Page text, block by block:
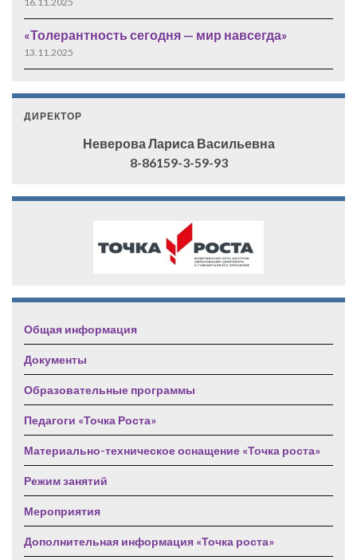
«Толерантность сегодня — мир навсегда»
13.11.2025
ДИРЕКТОР
Неверова Лариса Васильевна
8-86159-3-59-93
Общая информация
Документы
Образовательные программы
Педагоги «Точка Роста»
Материально-техническое оснащение «Точка роста»
Режим занятий
Мероприятия
Дополнительная информация «Точка роста»